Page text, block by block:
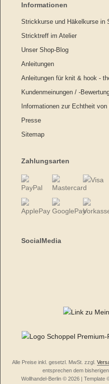
Informationen
Strickkurse und Häkelkurse in
Stricktreff im Atelier
Unser Shop-Blog
Anleitungen
Anleitungen für knit & hook -
Kundenmeinungen / -
Informationen zur Echtheit
Presse
Sitemap
Zahlungsarten
SocialMedia
Alle Preise inkl. gesetzl. MwSt. zzgl.
entsprechen dem
Wollhandel-Berlin © 2026 | Template